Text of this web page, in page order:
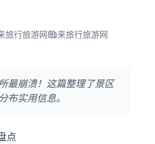
旅行旅游网
来旅行旅游网
最崩溃！这篇整理了景区
布实用信息。
点